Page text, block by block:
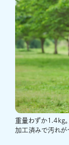
重量わずか1.4kg。
加工済みで汚れが